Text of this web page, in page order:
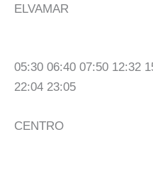
ELVAMAR
05:30 06:40 07:50 12:32
22:04 23:05
CENTRO